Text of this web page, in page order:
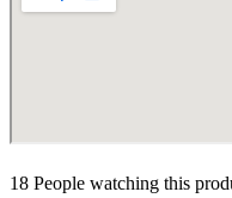
18 People watching this